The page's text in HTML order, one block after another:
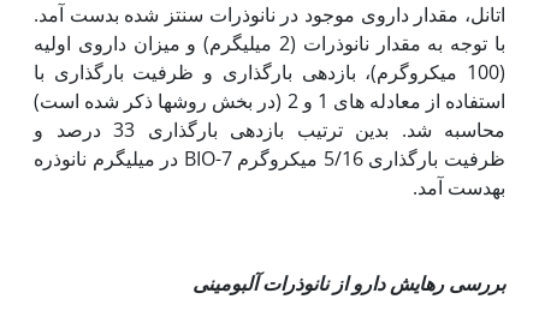
اتانل، مقدار داروی موجود در نانوذرات سنتز شده بدست آمد.
با توجه به‏ مقدار نانوذرات (2 میلی­گرم) و میزان داروی اولیه
(100 میکروگرم)، بازدهی بارگذاری و ظرفیت بارگذاری با
استفاده از معادله های 1 و 2 (در بخش روش‏ها ذکر شده است)
محاسبه شد. بدین ترتیب بازدهی بارگذاری 33 درصد و
ظرفیت بارگذاری 5/16 میکروگرم 7-BIO در میلی­گرم نانوذره
به‫دست آمد.
بررسی رهایش دارو از نانوذرات آلبومینی